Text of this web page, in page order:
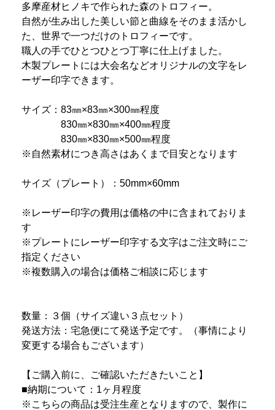
多摩産材ヒノキで作られた森のトロフィー。
自然が生み出した美しい節と曲線をそのまま活かし
た、世界で一つだけのトロフィーです。
職人の手でひとつひとつ丁寧に仕上げました。
木製プレートには大会名などオリジナルの文字をレ
ーザー印字できます。
サイズ：83㎜×83㎜×300㎜程度
830㎜×830㎜×400㎜程度
830㎜×830㎜×500㎜程度
※自然素材につき高さはあくまで目安となります
サイズ（プレート）：50mm×60mm
※レーザー印字の費用は価格の中に含まれておりま
す
※プレートにレーザー印字する文字はご注文時にご
指定ください
※複数購入の場合は価格ご相談に応じます
数量：３個（サイズ違い３点セット）
発送方法：宅急便にて発送予定です。（事情により
変更する場合もございます）
【ご購入前に、ご確認いただきたいこと】
■納期について：1ヶ月程度
※こちらの商品は受注生産となりますので、製作に